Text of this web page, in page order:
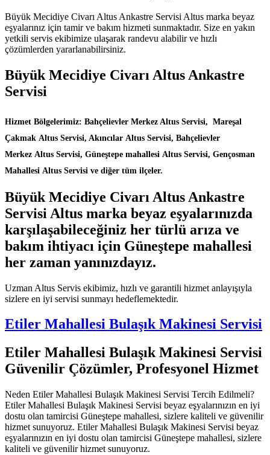
Büyük Mecidiye Civarı Altus Ankastre Servisi Altus marka beyaz
eşyalarınız için tamir ve bakım hizmeti sunmaktadır. Size en yakın
yetkili servis ekibimize ulaşarak randevu alabilir ve hızlı
çözümlerden yararlanabilirsiniz.
Büyük Mecidiye Civarı Altus Ankastre
Servisi
Hizmet Bölgelerimiz: Bahçelievler Merkez Altus Servisi, Mareşal
Çakmak Altus Servisi, Akıncılar Altus Servisi, Bahçelievler
Merkez Altus Servisi, Güneştepe mahallesi Altus Servisi, Gençosman
Mahallesi Altus Servisi ve diğer tüm ilçeler.
Büyük Mecidiye Civarı Altus Ankastre
Servisi Altus marka beyaz eşyalarınızda
karşılaşabileceğiniz her türlü arıza ve
bakım ihtiyacı için Güneştepe mahallesi
her zaman yanınızdayız.
Uzman Altus Servis ekibimiz, hızlı ve garantili hizmet anlayışıyla
sizlere en iyi servisi sunmayı hedeflemektedir.
Etiler Mahallesi Bulaşık Makinesi Servisi
Etiler Mahallesi Bulaşık Makinesi Servisi
Güvenilir Çözümler, Profesyonel Hizmet
Neden Etiler Mahallesi Bulaşık Makinesi Servisi Tercih Edilmeli?
Etiler Mahallesi Bulaşık Makinesi Servisi beyaz eşyalarınızın en iyi
dostu olan tamircisi Güneştepe mahallesi, sizlere kaliteli ve güvenilir
hizmet sunuyoruz. Etiler Mahallesi Bulaşık Makinesi Servisi beyaz
eşyalarınızın en iyi dostu olan tamircisi Güneştepe mahallesi, sizlere
kaliteli ve güvenilir hizmet sunuyoruz.